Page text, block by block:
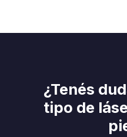
¿Tenés
tipo de